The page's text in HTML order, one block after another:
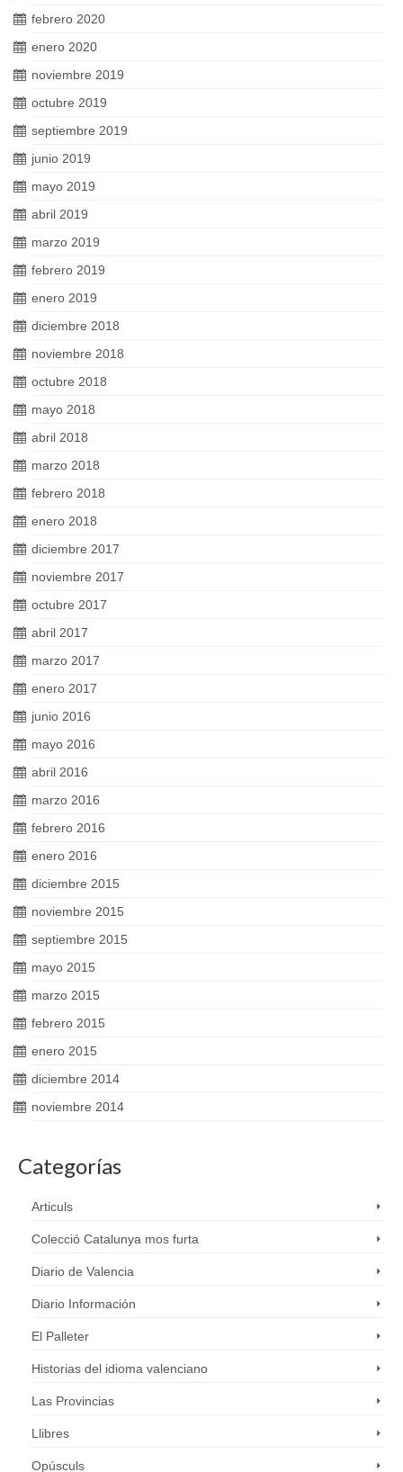
febrero 2020
enero 2020
noviembre 2019
octubre 2019
septiembre 2019
junio 2019
mayo 2019
abril 2019
marzo 2019
febrero 2019
enero 2019
diciembre 2018
noviembre 2018
octubre 2018
mayo 2018
abril 2018
marzo 2018
febrero 2018
enero 2018
diciembre 2017
noviembre 2017
octubre 2017
abril 2017
marzo 2017
enero 2017
junio 2016
mayo 2016
abril 2016
marzo 2016
febrero 2016
enero 2016
diciembre 2015
noviembre 2015
septiembre 2015
mayo 2015
marzo 2015
febrero 2015
enero 2015
diciembre 2014
noviembre 2014
Categorías
Articuls
Colecció Catalunya mos furta
Diario de Valencia
Diario Información
El Palleter
Historias del idioma valenciano
Las Provincias
Llibres
Opúsculs